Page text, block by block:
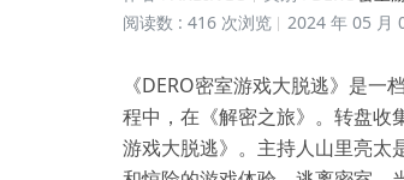
阅读数 : 416 次浏览
2024 年 05 月
《DERO密室游戏大脱逃》是
程中，在《解密之旅》。转盘收
游戏大脱逃》。主持人山里亮太